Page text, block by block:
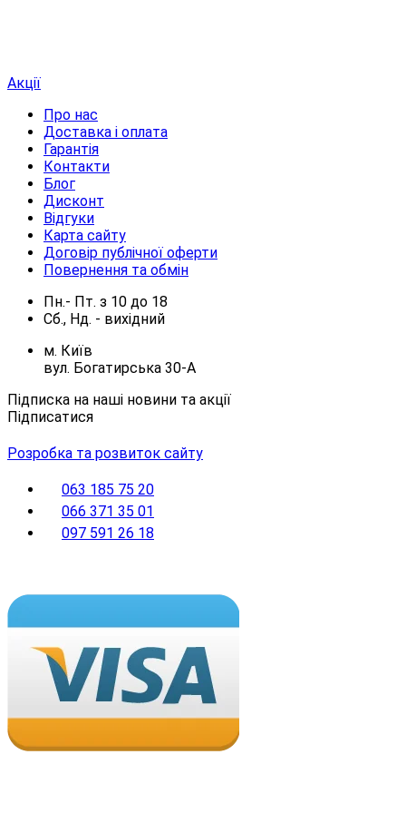
Акції
Про нас
Доставка і оплата
Гарантія
Контакти
Блог
Дисконт
Відгуки
Карта сайту
Договір публічної оферти
Повернення та обмін
Пн.- Пт. з 10 до 18
Сб., Нд. - вихідний
м. Київ
вул. Богатирська 30-А
Підписка на наші новини та акції
Підписатися
Розробка та розвиток сайту
063 185 75 20
066 371 35 01
097 591 26 18